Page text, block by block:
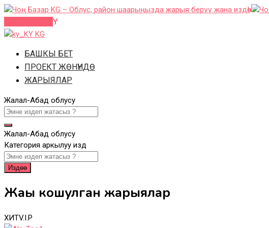
Skip
content
KG
БАШКЫ БЕТ
ПРОЕКТ ЖӨНҮНДӨ
ЖАРЫЯЛАР
Жалал-Абад облусу
Жалал-Абад облусу
Категория аркылуу издөө
Издөө
Жаңы кошулган жарыялар
ХИТV.I.P